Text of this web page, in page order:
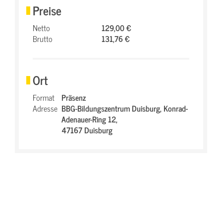
Preise
Netto
129,00 €
Brutto
131,76 €
Ort
Format Präsenz
Adresse BBG-Bildungszentrum Duisburg,Konrad-
Adenauer-Ring 12,
47167 Duisburg